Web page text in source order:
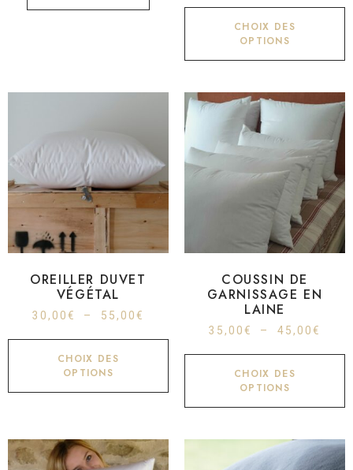
CHOIX DES
OPTIONS
OREILLER DUVET
VÉGÉTAL
30,00€ – 55,00€
CHOIX DES
OPTIONS
COUSSIN DE
GARNISSAGE EN
LAINE
35,00€ – 45,00€
CHOIX DES
OPTIONS